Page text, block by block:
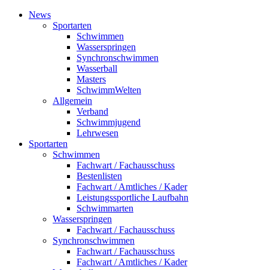
News
Sportarten
Schwimmen
Wasserspringen
Synchronschwimmen
Wasserball
Masters
SchwimmWelten
Allgemein
Verband
Schwimmjugend
Lehrwesen
Sportarten
Schwimmen
Fachwart / Fachausschuss
Bestenlisten
Fachwart / Amtliches / Kader
Leistungssportliche Laufbahn
Schwimmarten
Wasserspringen
Fachwart / Fachausschuss
Synchronschwimmen
Fachwart / Fachausschuss
Fachwart / Amtliches / Kader